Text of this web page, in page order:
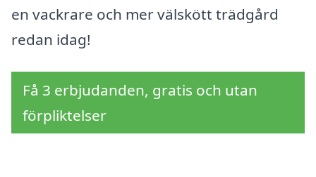
en vackrare och mer välskött trädgård
redan idag!
Få 3 erbjudanden, gratis och utan
förpliktelser